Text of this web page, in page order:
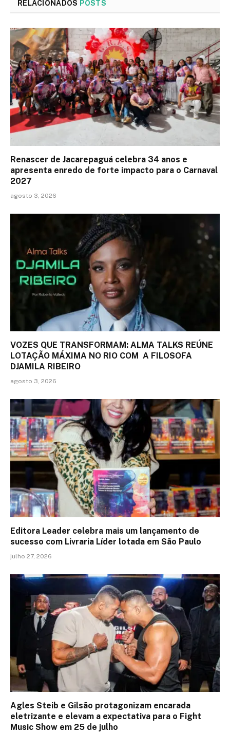
RELACIONADOS POSTS
Renascer de Jacarepaguá celebra 34 anos e
apresenta enredo de forte impacto para o Carnaval
2027
agosto 3, 2026
VOZES QUE TRANSFORMAM: ALMA TALKS REÚNE
LOTAÇÃO MÁXIMA NO RIO COM A FILOSOFA
DJAMILA RIBEIRO
agosto 3, 2026
Editora Leader celebra mais um lançamento de
sucesso com Livraria Líder lotada em São Paulo
julho 27, 2026
Agles Steib e Gilsão protagonizam encarada
eletrizante e elevam a expectativa para o Fight
Music Show em 25 de julho